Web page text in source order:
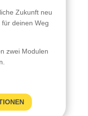
Zukunft neu
deinen Weg
zwei Modulen